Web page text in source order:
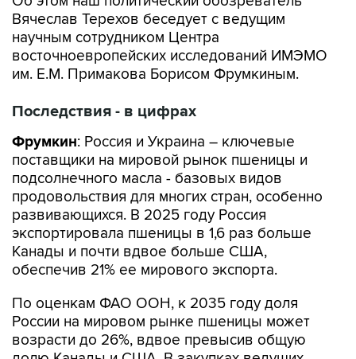
Вячеслав Терехов беседует с ведущим
научным сотрудником Центра
восточноевропейских исследований ИМЭМО
им. Е.М. Примакова Борисом Фрумкиным.
Последствия - в цифрах
Фрумкин: Россия и Украина – ключевые
поставщики на мировой рынок пшеницы и
подсолнечного масла - базовых видов
продовольствия для многих стран, особенно
развивающихся. В 2025 году Россия
экспортировала пшеницы в 1,6 раз больше
Канады и почти вдвое больше США,
обеспечив 21% ее мирового экспорта.
По оценкам ФАО ООН, к 2035 году доля
России на мировом рынке пшеницы может
возрасти до 26%, вдвое превысив общую